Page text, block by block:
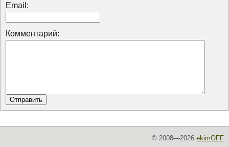
Email:
Комментарий:
© 2008—2026 ekimOFF